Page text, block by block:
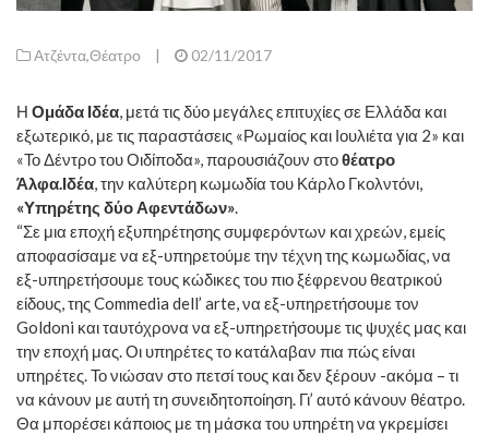
Ατζέντα,Θέατρο | 02/11/2017
Η Ομάδα Ιδέα, μετά τις δύο μεγάλες επιτυχίες σε Ελλάδα και
εξωτερικό, με τις παραστάσεις «Ρωμαίος και Ιουλιέτα για 2» και
«Το Δέντρο του Οιδίποδα», παρουσιάζουν στοθέατρο
Άλφα.Ιδέα, την καλύτερη κωμωδία του Κάρλο Γκολντόνι,
«Υπηρέτης δύο Αφεντάδων».
“Σε μια εποχή εξυπηρέτησης συμφερόντων και χρεών, εμείς
αποφασίσαμε να εξ-υπηρετούμε την τέχνη της κωμωδίας, να
εξ-υπηρετήσουμε τους κώδικες του πιο ξέφρενου θεατρικού
είδους, της Commedia dell’ arte, να εξ-υπηρετήσουμε τον
Goldoni και ταυτόχρονα να εξ-υπηρετήσουμε τις ψυχές μας και
την εποχή μας. Οι υπηρέτες το κατάλαβαν πια πώς είναι
υπηρέτες. Το νιώσαν στο πετσί τους και δεν ξέρουν -ακόμα – τι
να κάνουν με αυτή τη συνειδητοποίηση. Γι’ αυτό κάνουν θέατρο.
Θα μπορέσει κάποιος με τη μάσκα του υπηρέτη να γκρεμίσει